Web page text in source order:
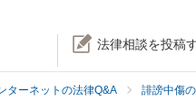
法律相談を投稿
ターネットの法律Q&A 誹謗中傷